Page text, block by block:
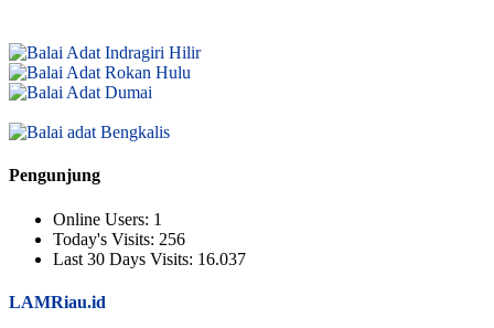
Pengunjung
Online Users: 1
Today's Visits: 256
Last 30 Days Visits: 16.037
LAMRiau.id